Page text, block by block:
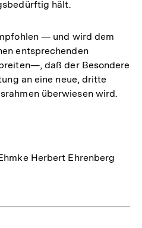
hält.
— und wird dem
entsprechenden
daß der Besondere
an eine neue, dritte
überwiesen wird.
Herbert Ehrenberg